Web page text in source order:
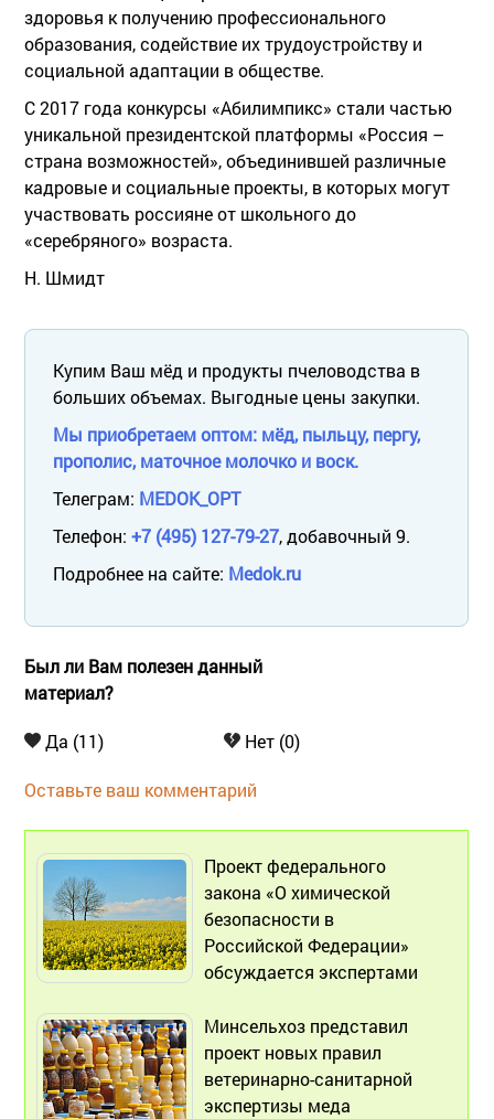
здоровья к получению профессионального
образования, содействие их трудоустройству и
социальной адаптации в обществе.
С 2017 года конкурсы «Абилимпикс» стали частью
уникальной президентской платформы «Россия –
страна возможностей», объединившей различные
кадровые и социальные проекты, в которых могут
участвовать россияне от школьного до
«серебряного» возраста.
Н. Шмидт
Купим Ваш мёд и продукты пчеловодства в
больших объемах. Выгодные цены закупки.
Мы приобретаем оптом: мёд, пыльцу, пергу,
прополис, маточное молочко и воск.
Телеграм: MEDOK_OPT
Телефон: +7 (495) 127-79-27, добавочный 9.
Подробнее на сайте: Medok.ru
Был ли Вам полезен данный
материал?
Да (11) Нет (0)
Оставьте ваш комментарий
Проект федерального
закона «О химической
безопасности в
Российской Федерации»
обсуждается экспертами
Минсельхоз представил
проект новых правил
ветеринарно-санитарной
экспертизы меда